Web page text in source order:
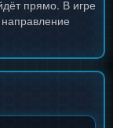
прямо. В игре
направление